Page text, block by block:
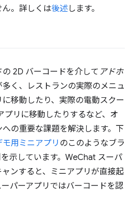
。詳しくは後述します。
2D バーコードを介して アドホ
く、レストランの実際のメニュ
移動したり、実際の電動スクー
プリに移動したりするなど、オ
の重要な課題を解決します。下
用ミニアプリ のこのようなブラ
示しています。WeChat スーパ
ンすると、ミニアプリが直接起
パーアプリではバーコードを認